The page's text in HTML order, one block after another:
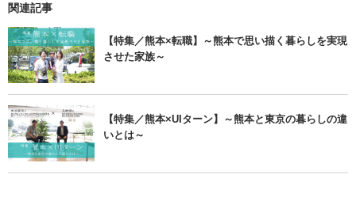
関連記事
【特集／熊本×転職】～熊本で思い描く暮らしを実現
させた家族～
【特集／熊本×UIターン】～熊本と東京の暮らしの違
いとは～